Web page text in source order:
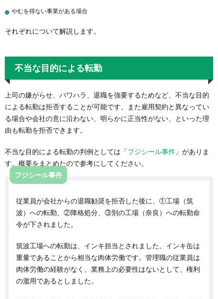
やむを得ない事業がある場合
それぞれについて解説します。
不当な目的による転勤
上司の嫌がらせ、パワハラ、退職を強要するためなど、不当な目的
による転勤は拒否することが可能です。また雇用契約と異なってい
る場合や会社の意に沿わない、明らかに正当性がない、といった理
由も転勤を拒否できます。
不当な目的による転勤の判例としては「フジシール事件 」がありま
す。概要をまとめたので参考にしてください。
フジシール事件
従業員が会社からの退職勧奨を拒否した後に、①工場（筑
波）への転勤、②降格処分、③別の工場（奈良）への転勤命
令が下されました。
筑波工場への転勤は、インキ担当とされました。インキ缶は
重量であることから相当な肉体労働です。管理職の従業員は
肉体労働の経験がなく、業務上の必要性はないとして、権利
の濫用であるとしました。